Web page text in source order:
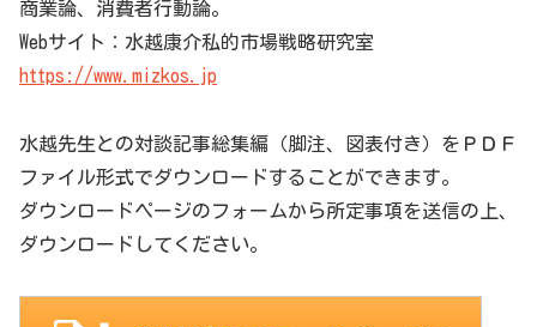
商業論、消費者行動論。
Webサイト：水越康介私的市場戦略研究室
https://www.mizkos.jp
水越先生との対談記事総集編（脚注、図表付き）をＰＤＦ
ファイル形式でダウンロードすることができます。
ダウンロードページのフォームから所定事項を送信の上、
ダウンロードしてください。